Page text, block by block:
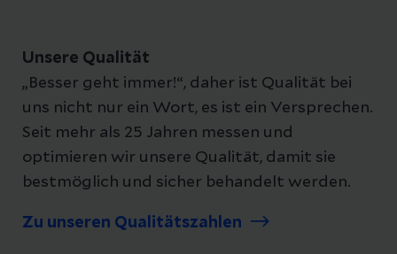
Unsere Qualität
„Besser geht immer!“, daher ist Qualität bei
uns nicht nur ein Wort, es ist ein Versprechen.
Seit mehr als 25 Jahren messen und
optimieren wir unsere Qualität, damit sie
bestmöglich und sicher behandelt werden.
Zu unseren Qualitätszahlen